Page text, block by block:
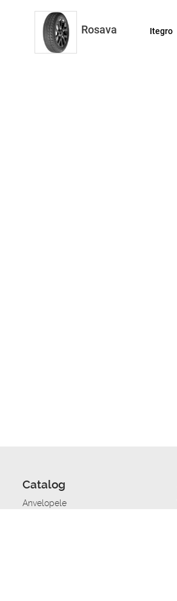
Rosava Itegro
Catalog
Anvelopele